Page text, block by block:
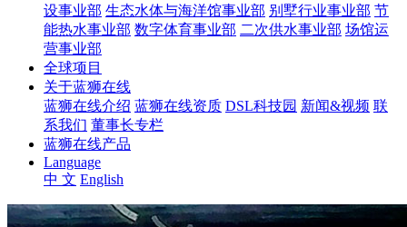
设事业部 生态水体与海洋馆事业部 别墅行业事业部 节
能热水事业部 数字体育事业部 二次供水事业部 场馆运
营事业部
全球项目
关于蓝狮在线
蓝狮在线介绍 蓝狮在线资质 DSL科技园 新闻&视频 联
系我们 董事长专栏
蓝狮在线产品
Language
中 文 English